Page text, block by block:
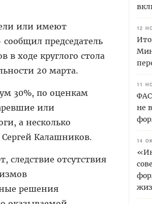
или имеют
председатель
в ходе круглого стола
20 марта.
30%, по оценкам
или
а несколько
Калашников.
следствие отсутствия
решения
12
11
не
14